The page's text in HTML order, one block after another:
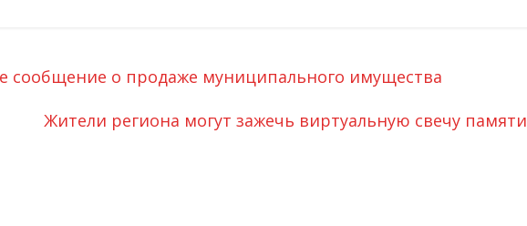
сообщение о продаже муниципального имущества
Жители региона могут зажечь виртуальную свечу памяти